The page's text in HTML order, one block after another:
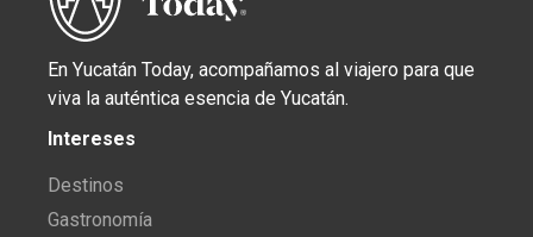
En Yucatán Today, acompañamos al viajero para que
viva la auténtica esencia de Yucatán.
Intereses
Destinos
Gastronomía